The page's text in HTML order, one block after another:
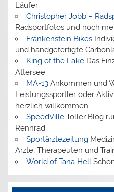
Läufer
Christopher Jobb –
Radsportfotos und noch
Frankenstein Bikes
und handgefertigte
King of the LakeDas
Attersee
MA-13Ankommen und
Leistungssportler oder
herzlich willkommen.
SpeedVilleToller Blog
Rennrad
Sportärztezeitung
Ärzte, Therapeuten und
World of Tana Hell